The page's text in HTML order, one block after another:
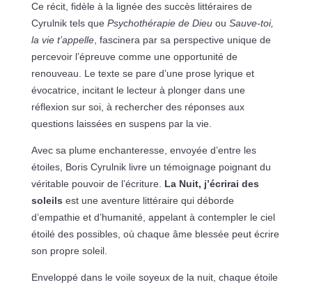
Ce récit, fidèle à la lignée des succès littéraires de
Cyrulnik tels que Psychothérapie de Dieuou Sauve-toi,
la vie t’appelle, fascinera par sa perspective unique de
percevoir l’épreuve comme une opportunité de
renouveau. Le texte se pare d’une prose lyrique et
évocatrice, incitant le lecteur à plonger dans une
réflexion sur soi, à rechercher des réponses aux
questions laissées en suspens par la vie.
Avec sa plume enchanteresse, envoyée d’entre les
étoiles, Boris Cyrulnik livre un témoignage poignant du
véritable pouvoir de l’écriture. La Nuit, j’écrirai des
soleils est une aventure littéraire qui déborde
d’empathie et d’humanité, appelant à contempler le ciel
étoilé des possibles, où chaque âme blessée peut écrire
son propre soleil.
Enveloppé dans le voile soyeux de la nuit, chaque étoile